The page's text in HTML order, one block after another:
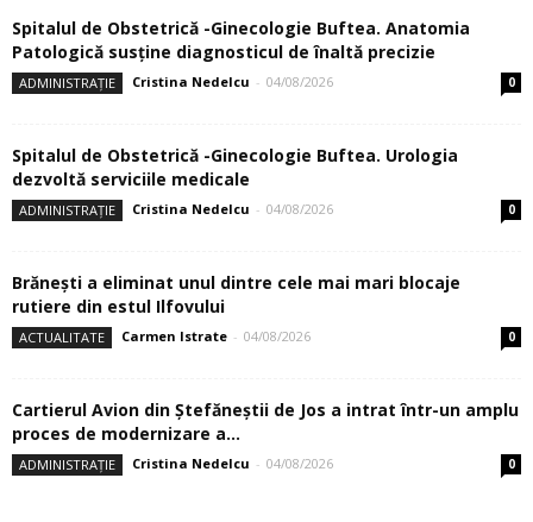
Spitalul de Obstetrică -Ginecologie Buftea. Anatomia
Patologică susţine diagnosticul de înaltă precizie
ADMINISTRAȚIE Cristina Nedelcu - 04/08/2026 0
Spitalul de Obstetrică -Ginecologie Buftea. Urologia
dezvoltă serviciile medicale
ADMINISTRAȚIE Cristina Nedelcu - 04/08/2026 0
Brănești a eliminat unul dintre cele mai mari blocaje
rutiere din estul Ilfovului
ACTUALITATE Carmen Istrate - 04/08/2026 0
Cartierul Avion din Ştefăneştii de Jos a intrat într-un amplu
proces de modernizare a...
ADMINISTRAȚIE Cristina Nedelcu - 04/08/2026 0